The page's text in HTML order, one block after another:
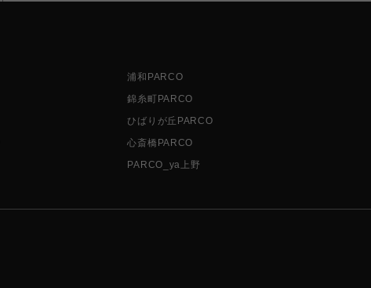
浦和PARCO
錦糸町PARCO
ひばりが丘PARCO
心斎橋PARCO
PARCO_ya上野